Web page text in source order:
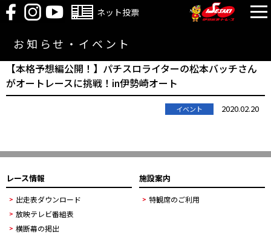
ネット投票
お知らせ・イベント
【本格予想編公開！】パチスロライターの松本バッチさん
がオートレースに挑戦！in伊勢崎オート
イベント 2020.02.20
レース情報
出走表ダウンロード
放映テレビ番組表
横断幕の掲出
施設案内
特観席のご利用